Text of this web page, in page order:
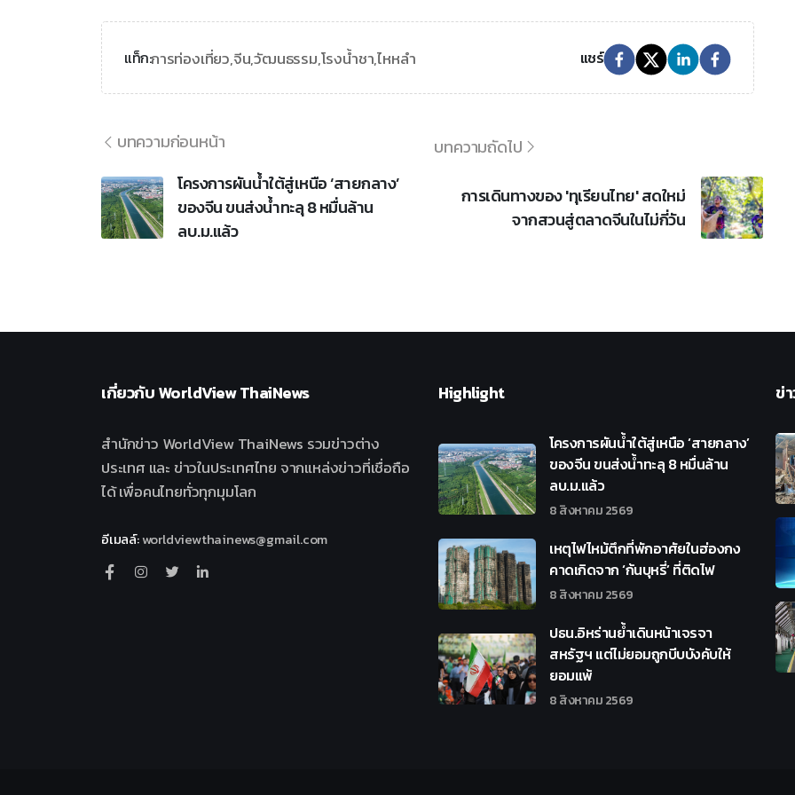
แท็ก:การท่องเที่ยว,จีน,วัฒนธรรม,โรงน้ำชา,ไหหลำ แชร์
บทความก่อนหน้า
โครงการผันน้ำใต้สู่เหนือ ‘สายกลาง’
ของจีน ขนส่งน้ำทะลุ 8 หมื่นล้าน
ลบ.ม.แล้ว
บทความถัดไป
การเดินทางของ 'ทุเรียนไทย' สดใหม่
จากสวนสู่ตลาดจีนในไม่กี่วัน
เกี่ยวกับWorldView ThaiNews
สำนักข่าว WorldView ThaiNews รวมข่าวต่าง
ประเทศ และ ข่าวในประเทศไทย จากแหล่งข่าวที่เชื่อถือ
ได้ เพื่อคนไทยทั่วทุกมุมโลก
อีเมลล์:worldviewthainews@gmail.com
Highlight
โครงการผันน้ำใต้สู่เหนือ ‘สายกลาง’
ของจีน ขนส่งน้ำทะลุ 8 หมื่นล้าน
ลบ.ม.แล้ว
8 สิงหาคม 2569
เหตุไฟไหม้ตึกที่พักอาศัยในฮ่องกง
คาดเกิดจาก ‘ก้นบุหรี่’ ที่ติดไฟ
8 สิงหาคม 2569
ปธน.อิหร่านย้ำเดินหน้าเจรจา
สหรัฐฯ แต่ไม่ยอมถูกบีบบังคับให้
ยอมแพ้
8 สิงหาคม 2569
ข่